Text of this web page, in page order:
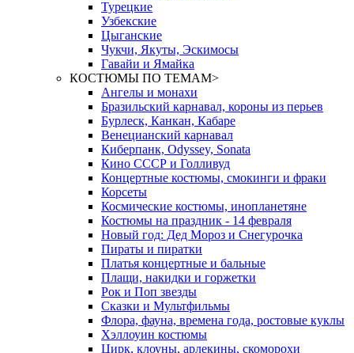
Турецкие
Узбекские
Цыганские
Чукчи, Якуты, Эскимосы
Гавайи и Ямайка
КОСТЮМЫ ПО ТЕМАМ>
Ангелы и монахи
Бразильский карнавал, короны из перьев
Бурлеск, Канкан, Кабаре
Венецианский карнавал
Киберпанк, Odyssey, Sonata
Кино СССР и Голливуд
Концертные костюмы, смокинги и фраки
Корсеты
Космические костюмы, инопланетяне
Костюмы на праздник - 14 февраля
Новый год: Дед Мороз и Снегурочка
Пираты и пиратки
Платья концертные и бальные
Плащи, накидки и горжетки
Рок и Поп звезды
Сказки и Мультфильмы
Флора, фауна, времена года, ростовые куклы
Хэллоуин костюмы
Цирк, клоуны, арлекины, скоморохи